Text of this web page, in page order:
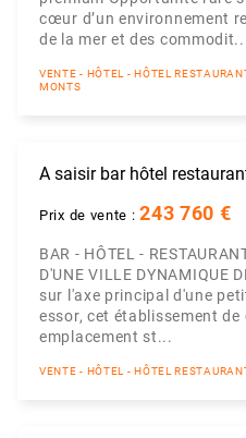
cœur d’un environnement
de la mer et des
VENTE - HÔTEL - HÔTEL
MONTS
A saisir bar hôtel
Prix de vente :243 760 €
BAR - HÔTEL -
D'UNE VILLE DYNAMIQUE
sur l'axe principal d'une
essor, cet établissement
emplacement st...
VENTE - HÔTEL - HÔTEL